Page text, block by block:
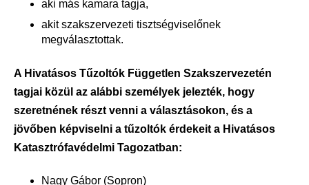
aki más kamara tagja,
akit szakszervezeti tisztségviselőnek
megválasztottak.
A Hivatásos Tűzoltók Független Szakszervezetén
tagjai közül az alábbi személyek jelezték, hogy
szeretnének részt venni a választásokon, és a
jövőben képviselni a tűzoltók érdekeit a Hivatásos
Katasztrófavédelmi Tagozatban:
Nagy Gábor (Sopron)